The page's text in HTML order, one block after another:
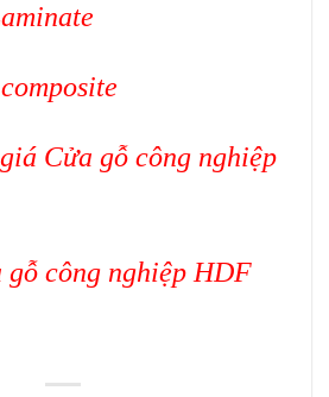
Cửa gỗ công nghiệp
gỗ công nghiệp HDF